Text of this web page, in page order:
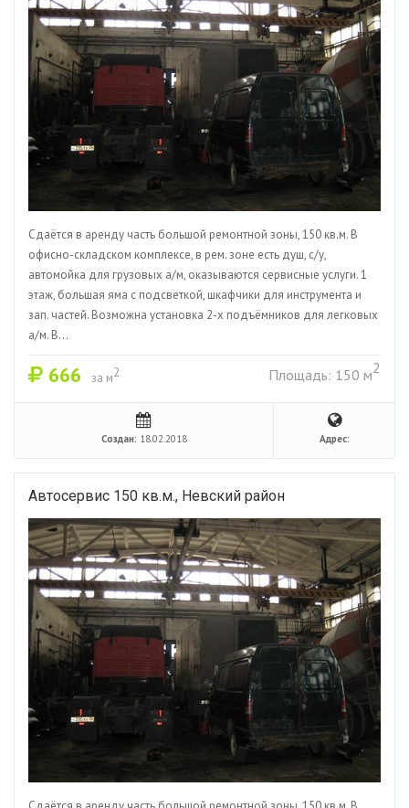
Сдаётся в аренду часть большой ремонтной зоны, 150 кв.м. В
офисно-складском комплексе, в рем. зоне есть душ, с/у,
автомойка для грузовых а/м, оказываются сервисные услуги. 1
этаж, большая яма с подсветкой, шкафчики для инструмента и
зап. частей. Возможна установка 2-х подъёмников для легковых
а/м. В...
666 за м2 Площадь: 150 м2
Создан: 18.02.2018 Адрес:
Автосервис 150 кв.м., Невский район